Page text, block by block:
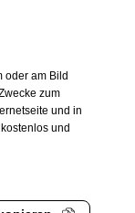
oder am Bild
zum
und in
und